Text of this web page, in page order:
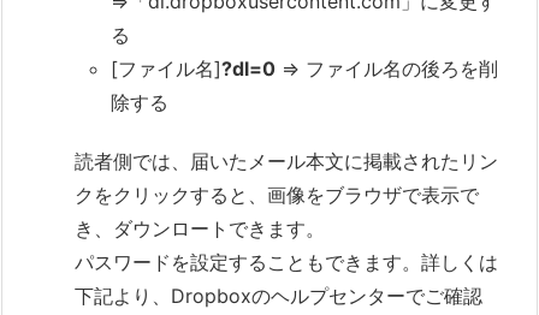
る
[ファイル名]?dl=0 ⇒ ファイル名の後ろを削
除する
読者側では、届いたメール本文に掲載されたリン
クをクリックすると、画像をブラウザで表示で
き、ダウンロートできます。
パスワードを設定することもできます。詳しくは
下記より、Dropboxのヘルプセンターでご確認